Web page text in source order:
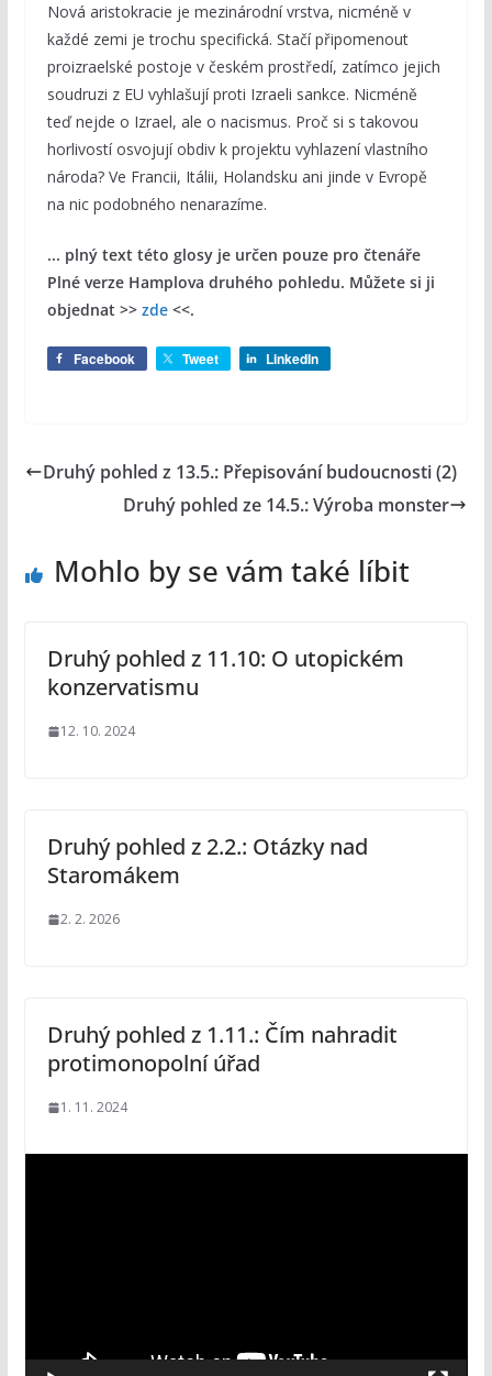
Nová aristokracie je mezinárodní vrstva, nicméně v
každé zemi je trochu specifická. Stačí připomenout
proizraelské postoje v českém prostředí, zatímco jejich
soudruzi z EU vyhlašují proti Izraeli sankce. Nicméně
teď nejde o Izrael, ale o nacismus. Proč si s takovou
horlivostí osvojují obdiv k projektu vyhlazení vlastního
národa? Ve Francii, Itálii, Holandsku ani jinde v Evropě
na nic podobného nenarazíme.
... plný text této glosy je určen pouze pro čtenáře
Plné verze Hamplova druhého pohledu. Můžete si ji
objednat >> zde<<.
Facebook Tweet LinkedIn
Druhý pohled z 13.5.: Přepisování budoucnosti (2)
Druhý pohled ze 14.5.: Výroba monster
Mohlo by se vám také líbit
Druhý pohled z 11.10: O utopickém
konzervatismu
12. 10. 2024
Druhý pohled z 2.2.: Otázky nad
Staromákem
2. 2. 2026
Druhý pohled z 1.11.: Čím nahradit
protimonopolní úřad
1. 11. 2024
e